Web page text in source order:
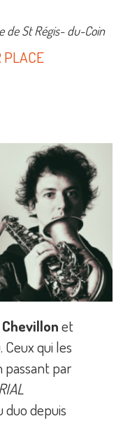
de St Régis- du-Coin
PLACE
et
qui les
par
depuis